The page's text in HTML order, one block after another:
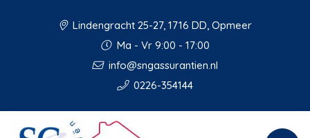
Lindengracht 25-27, 1716 DD, Opmeer
Ma - Vr 9:00 - 17:00
info@sngassurantien.nl
0226-354144